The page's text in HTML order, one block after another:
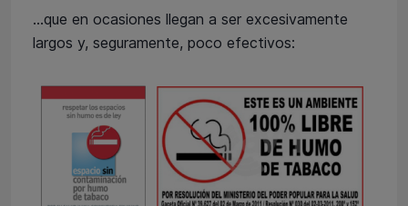
...que en ocasiones llegan a ser excesivamente
largos y, seguramente, poco efectivos: